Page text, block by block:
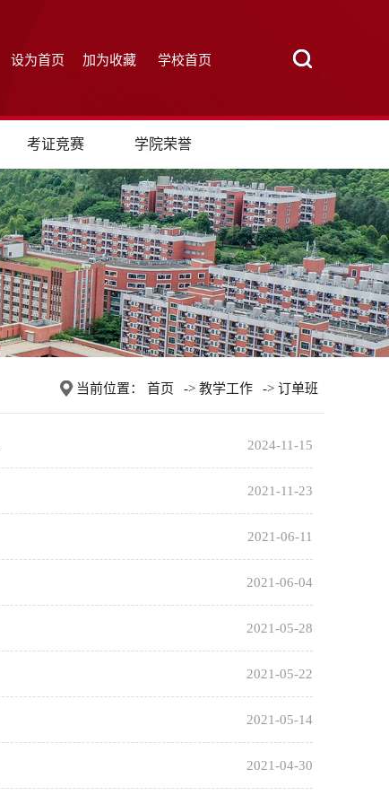
设为首页 加为收藏 学校首页
考证竞赛 学院荣誉
当前位置： 首页 -> 教学工作 -> 订单班
2024-11-15
2021-11-23
2021-06-11
2021-06-04
2021-05-28
2021-05-22
2021-05-14
2021-04-30